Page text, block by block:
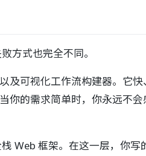
方式也完全不同。
及可视化工作流构建器。它
你的需求简单时，你永远不
Web 框架。在这一层，你